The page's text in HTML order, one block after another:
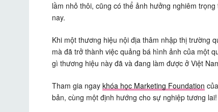
lầm nhỏ thôi, cũng có thể ảnh hưởng nghiêm
nay.
Khi một thương hiệu nội địa thâm nhập thị trường
mà đã trở thành việc quảng bá hình ảnh của một
gì thương hiệu này đã và đang làm được ở Việt
Tham gia ngay khóa học Marketing Foundation
bản, cùng một định hướng cho sự nghiệp tương lai!